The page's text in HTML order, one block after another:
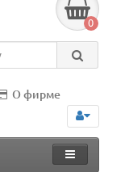
0
О фирме